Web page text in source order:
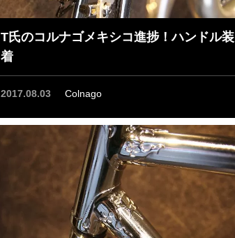
T氏のコルナゴメキシコ進捗！ハンドル装
着
2017.08.03 Colnago